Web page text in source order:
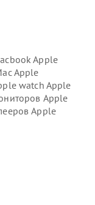
Apple
Apple
watch Apple
Apple
Apple